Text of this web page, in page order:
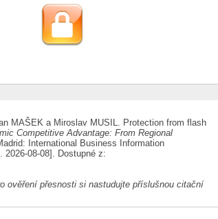
MAŠEK a Miroslav MUSIL. Protection from flash
Competitive Advantage: From Regional
International Business Information
2026-08-08]. Dostupné z:
ověření přesnosti si nastudujte příslušnou citační